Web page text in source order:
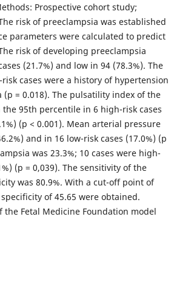
Prospective cohort study;
risk of preeclampsia was established
parameters were calculated to predict
risk of developing preeclampsia
(21.7%) and low in 94 (78.3%). The
cases were a history of hypertension
= 0.018). The pulsatility index of the
95th percentile in 6 high-risk cases
(p < 0.001). Mean arterial pressure
and in 16 low-risk cases (17.0%) (p
was 23.3%; 10 cases were high-
(p = 0,039). The sensitivity of the
was 80.9%. With a cut-off point of
of 45.65 were obtained.
Fetal Medicine Foundation model